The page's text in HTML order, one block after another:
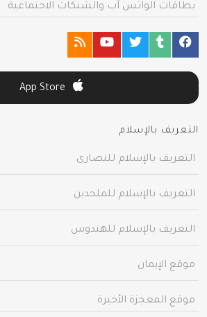
بطاقات الواتس آب والشبكات الاجتماعية
التعريف بالإسلام
التعريف بالإسلام للنصارى
التعريف بالإسلام للملحدين
التعريف بالإسلام للهندوس
موقع الإيمان
موقع المعجزة الأخيرة